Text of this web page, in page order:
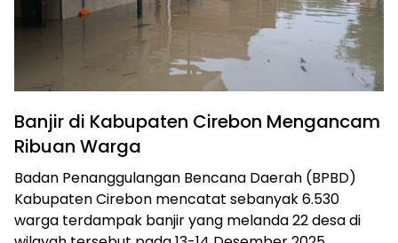
Banjir di Kabupaten Cirebon Mengancam
Ribuan Warga
Badan Penanggulangan Bencana Daerah (BPBD)
Kabupaten Cirebon mencatat sebanyak 6.530
warga terdampak banjir yang melanda 22 desa di